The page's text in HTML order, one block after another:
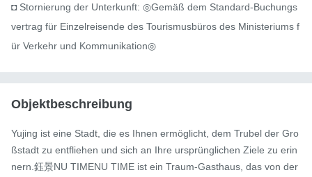
◘ Stornierung der Unterkunft: ◎Gemäß dem Standard-Buchungs
vertrag für Einzelreisende des Tourismusbüros des Ministeriums f
ür Verkehr und Kommunikation◎
Objektbeschreibung
Yujing ist eine Stadt, die es Ihnen ermöglicht, dem Trubel der Gro
ßstadt zu entfliehen und sich an Ihre ursprünglichen Ziele zu erin
nern.鈺景NU TIMENU TIME ist ein Traum-Gasthaus, das von der